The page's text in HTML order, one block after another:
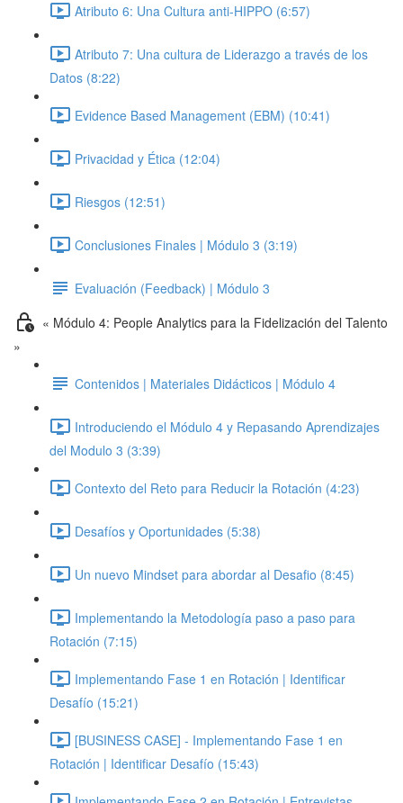
Atributo 6: Una Cultura anti-HIPPO (6:57)
Atributo 7: Una cultura de Liderazgo a través de los
Datos (8:22)
Evidence Based Management (EBM) (10:41)
Privacidad y Ética (12:04)
Riesgos (12:51)
Conclusiones Finales | Módulo 3 (3:19)
Evaluación (Feedback) | Módulo 3
« Módulo 4: People Analytics para la Fidelización del Talento
»
Contenidos | Materiales Didácticos | Módulo 4
Introduciendo el Módulo 4 y Repasando Aprendizajes
del Modulo 3 (3:39)
Contexto del Reto para Reducir la Rotación (4:23)
Desafíos y Oportunidades (5:38)
Un nuevo Mindset para abordar al Desafio (8:45)
Implementando la Metodología paso a paso para
Rotación (7:15)
Implementando Fase 1 en Rotación | Identificar
Desafío (15:21)
[BUSINESS CASE] - Implementando Fase 1 en
Rotación | Identificar Desafío (15:43)